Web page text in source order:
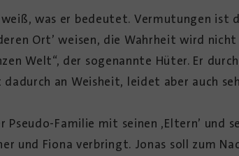
was er bedeutet. Vermutungen ist
Ort’ weisen, die Wahrheit wird
Welt“, der sogenannte Hüter. Er
an Weisheit, leidet aber auch
Familie mit seinen ‚Eltern’ und
und Fiona verbringt. Jonas soll zum